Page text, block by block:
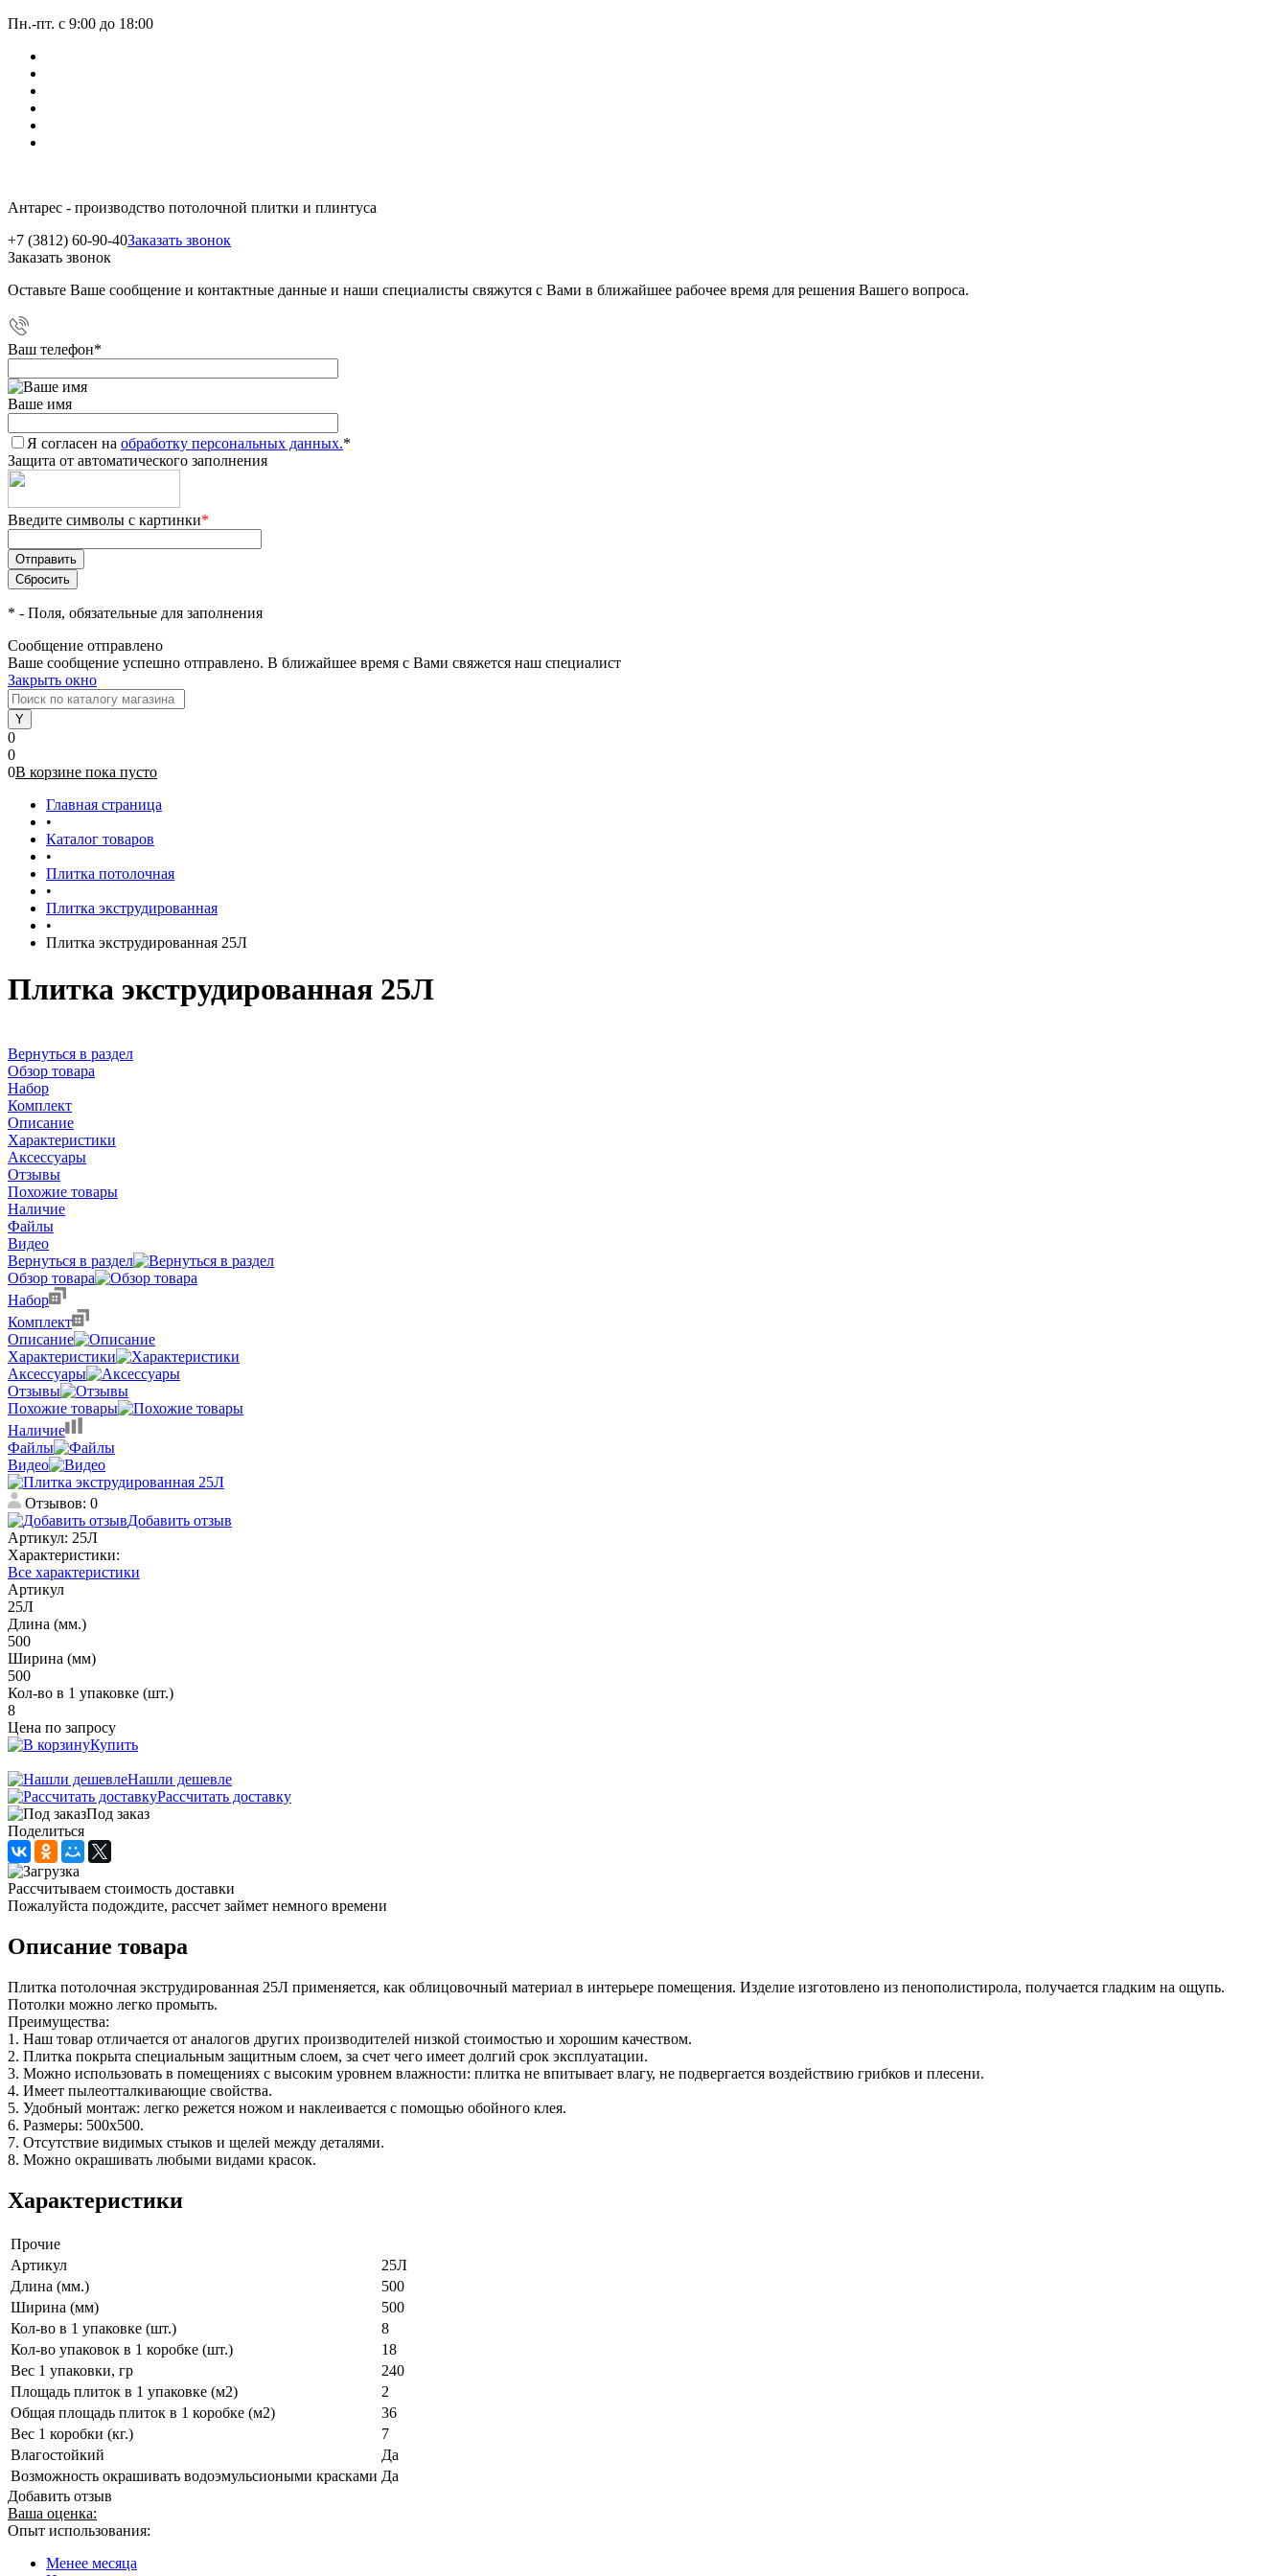
Пн.-пт. с 9:00 до 18:00
Антарес - производство потолочной плитки и плинтуса
+7 (3812) 60-90-40Заказать звонок
Заказать звонок
Оставьте Ваше сообщение и контактные данные и наши специалисты свяжутся с Вами в ближайшее рабочее время для решения Вашего вопроса.
Ваш телефон*
Ваше имя
Я согласен на обработку персональных данных.*
Защита от автоматического заполнения
Введите символы с картинки*
* - Поля, обязательные для заполнения
Сообщение отправлено
Ваше сообщение успешно отправлено. В ближайшее время с Вами свяжется наш специалист
Закрыть окно
0
0
0В корзине пока пусто
Главная страница
•
Каталог товаров
•
Плитка потолочная
•
Плитка экструдированная
•
Плитка экструдированная 25Л
Плитка экструдированная 25Л
Вернуться в раздел
Обзор товара
Набор
Комплект
Описание
Характеристики
Аксессуары
Отзывы
Похожие товары
Наличие
Файлы
Видео
Вернуться в раздел
Обзор товара
Набор
Комплект
Описание
Характеристики
Аксессуары
Отзывы
Похожие товары
Наличие
Файлы
Видео
Отзывов: 0
Добавить отзыв
Артикул: 25Л
Характеристики:
Все характеристики
Артикул
25Л
Длина (мм.)
500
Ширина (мм)
500
Кол-во в 1 упаковке (шт.)
8
Цена по запросу
Купить
Нашли дешевле
Рассчитать доставку
Под заказ
Поделиться
Рассчитываем стоимость доставки
Пожалуйста подождите, рассчет займет немного времени
Описание товара
Плитка потолочная экструдированная 25Л применяется, как облицовочный материал в интерьере помещения. Изделие изготовлено из пенополистирола, получается гладким на ощупь.
Потолки можно легко промыть.
Преимущества:
1. Наш товар отличается от аналогов других производителей низкой стоимостью и хорошим качеством.
2. Плитка покрыта специальным защитным слоем, за счет чего имеет долгий срок эксплуатации.
3. Можно использовать в помещениях с высоким уровнем влажности: плитка не впитывает влагу, не подвергается воздействию грибков и плесени.
4. Имеет пылеотталкивающие свойства.
5. Удобный монтаж: легко режется ножом и наклеивается с помощью обойного клея.
6. Размеры: 500х500.
7. Отсутствие видимых стыков и щелей между деталями.
8. Можно окрашивать любыми видами красок.
Характеристики
Прочие
Артикул
25Л
Длина (мм.)
500
Ширина (мм)
500
Кол-во в 1 упаковке (шт.)
8
Кол-во упаковок в 1 коробке (шт.)
18
Вес 1 упаковки, гр
240
Площадь плиток в 1 упаковке (м2)
2
Общая площадь плиток в 1 коробке (м2)
36
Вес 1 коробки (кг.)
7
Влагостойкий
Да
Возможность окрашивать водоэмульсиоными красками Да
Добавить отзыв
Ваша оценка:
Опыт использования:
Менее месяца